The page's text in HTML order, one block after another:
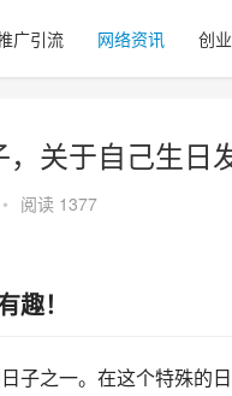
广引流 网络资讯 创
关于自己生日
• 阅读 1377
趣！
子之一。在这个特殊的